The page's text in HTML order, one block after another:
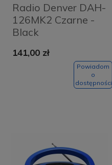
Radio Denver DAH-
126MK2 Czarne -
Black
141,00 zł
Powiadom
o
dostępności